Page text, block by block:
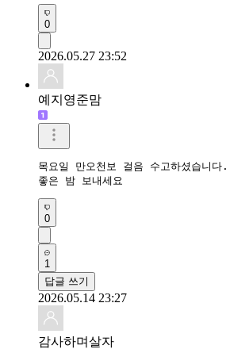
0
2026.05.27 23:52
예지영준맘
목요일 만오천보 걸음 수고하셨습니다.
좋은 밤 보내세요
0
1
답글 쓰기
2026.05.14 23:27
감사하며살자